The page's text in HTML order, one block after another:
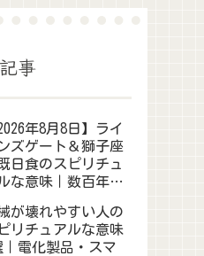
事
年8月8日】ライ
ズゲート＆獅子座
日食のスピリチュ
な意味｜数百年に
が壊れやすい人の
リチュアルな意味
｜電化製品・スマ